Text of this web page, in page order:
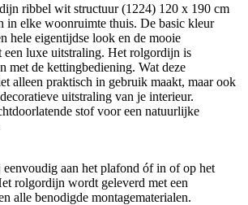
ribbel wit structuur (1224) 120 x 190 cm
in elke woonruimte thuis. De basic kleur
hele eigentijdse look en de mooie
een luxe uitstraling. Het rolgordijn is
met de kettingbediening. Wat deze
alleen praktisch in gebruik maakt, maar ook
uitstraling van je interieur.
stof voor een natuurlijke
aan het plafond óf in of op het
rolgordijn wordt geleverd met een
alle benodigde montagematerialen.